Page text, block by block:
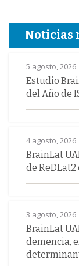
Noticias
5 agosto, 2026
Estudio
del Año de
4 agosto, 2026
BrainLat
de
3 agosto, 2026
BrainLat
demencia,